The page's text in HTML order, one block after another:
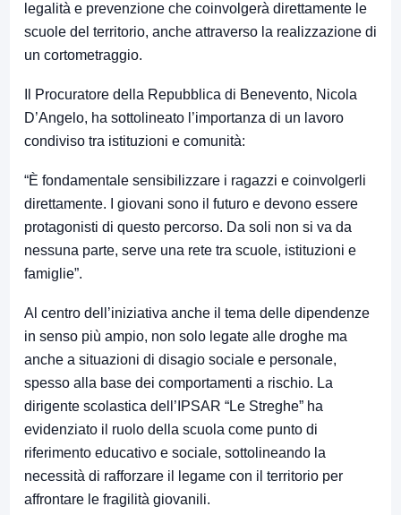
legalità e prevenzione che coinvolgerà direttamente le
scuole del territorio, anche attraverso la realizzazione di
un cortometraggio.
Il Procuratore della Repubblica di Benevento, Nicola
D’Angelo, ha sottolineato l’importanza di un lavoro
condiviso tra istituzioni e comunità:
“È fondamentale sensibilizzare i ragazzi e coinvolgerli
direttamente. I giovani sono il futuro e devono essere
protagonisti di questo percorso. Da soli non si va da
nessuna parte, serve una rete tra scuole, istituzioni e
famiglie”.
Al centro dell’iniziativa anche il tema delle dipendenze
in senso più ampio, non solo legate alle droghe ma
anche a situazioni di disagio sociale e personale,
spesso alla base dei comportamenti a rischio. La
dirigente scolastica dell’IPSAR “Le Streghe” ha
evidenziato il ruolo della scuola come punto di
riferimento educativo e sociale, sottolineando la
necessità di rafforzare il legame con il territorio per
affrontare le fragilità giovanili.